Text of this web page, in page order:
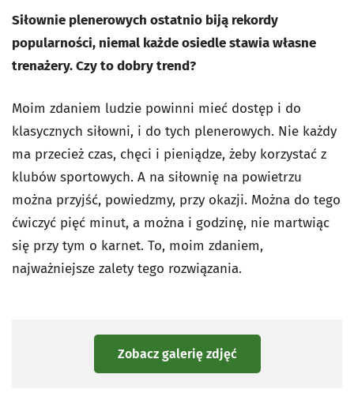
Siłownie plenerowych ostatnio biją rekordy
popularności, niemal każde osiedle stawia własne
trenażery. Czy to dobry trend?
Moim zdaniem ludzie powinni mieć dostęp i do
klasycznych siłowni, i do tych plenerowych. Nie każdy
ma przecież czas, chęci i pieniądze, żeby korzystać z
klubów sportowych. A na siłownię na powietrzu
można przyjść, powiedzmy, przy okazji. Można do tego
ćwiczyć pięć minut, a można i godzinę, nie martwiąc
się przy tym o karnet. To, moim zdaniem,
najważniejsze zalety tego rozwiązania.
Zobacz galerię zdjęć